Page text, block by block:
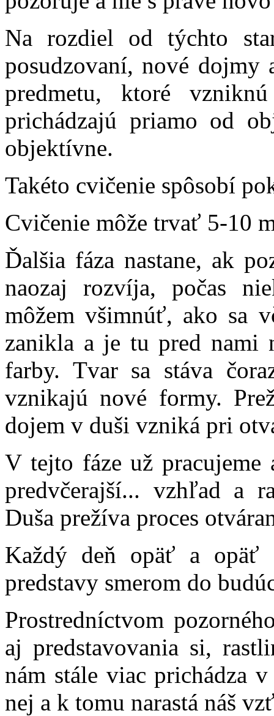
Na rozdiel od týchto
posudzovaní, nové dojmy
predmetu, ktoré
prichádzajú priamo od
objektívne.
Takéto cvičenie spôsobí
Cvičenie môže trvať 5-10
Ďalšia fáza nastane, ak
naozaj rozvíja, počas
môžem všimnúť, ako sa
zanikla a je tu pred nami
farby. Tvar sa stáva
vznikajú nové formy.
dojem v duši vzniká pri
V tejto fáze už pracujeme
predvčerajší... vzhľad a
Duša prežíva proces
Každý deň opäť a opäť
predstavy smerom do
Prostredníctvom
aj predstavovania si,
nám stále viac prichádza
nej a k tomu narastá náš